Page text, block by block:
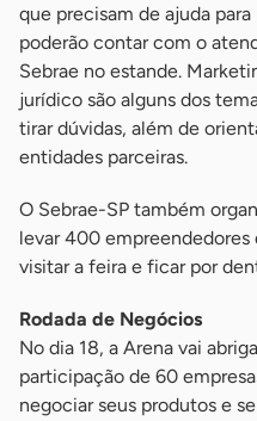
que precisam de ajuda
poderão contar com o
Sebrae no estande.
jurídico são alguns dos
tirar dúvidas, além de
entidades parceiras.
O Sebrae-SP também
levar 400 empreendedores
visitar a feira e ficar por
Rodada de Negócios
No dia 18, a Arena vai
participação de 60
negociar seus produtos e